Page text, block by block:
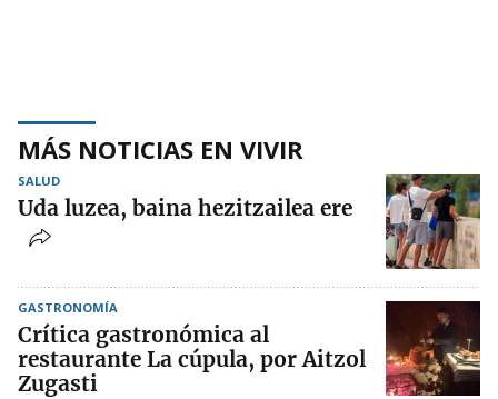
MÁS NOTICIAS EN VIVIR
SALUD
Uda luzea, baina hezitzailea ere
GASTRONOMÍA
Crítica gastronómica al
restaurante La cúpula, por Aitzol
Zugasti